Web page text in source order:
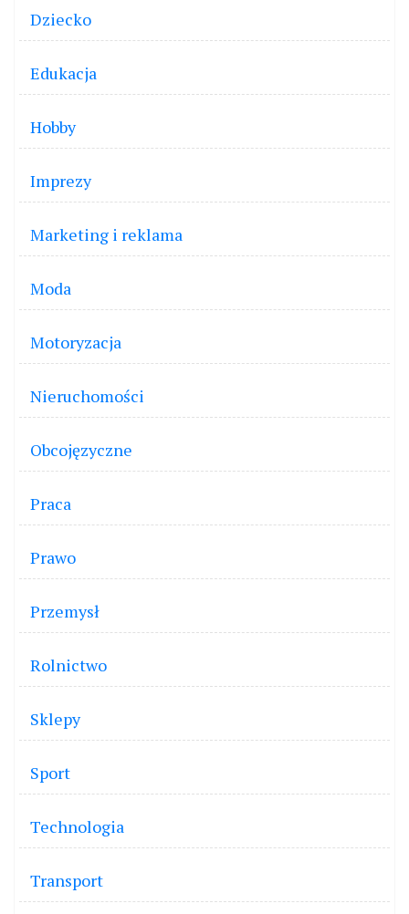
Dziecko
Edukacja
Hobby
Imprezy
Marketing i reklama
Moda
Motoryzacja
Nieruchomości
Obcojęzyczne
Praca
Prawo
Przemysł
Rolnictwo
Sklepy
Sport
Technologia
Transport